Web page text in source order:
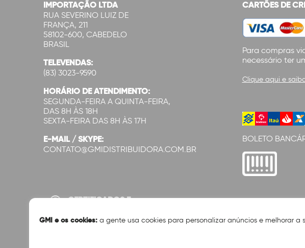
IMPORTAÇÃO LTDA
RUA SEVERINO LUIZ DE
FRANÇA, 211
58102-600, CABEDELO
BRASIL
TELEVENDAS:
(83) 3023-9590
HORÁRIO DE ATENDIMENTO:
SEGUNDA-FEIRA A QUINTA-FEIRA,
DAS 8H ÀS 18H
SEXTA-FEIRA DAS 8H ÀS 17H
E-MAIL / SKYPE:
CONTATO@GMIDISTRIBUIDORA.COM.BR
CARTÕES DE
Para compras
necessário ter
Clique aqui e
BOLETO
CERTIFICADOS E
GMI e os cookies: a gente usa cookies para personalizar anúncios e melhorar